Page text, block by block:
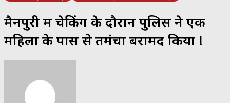
मैनपुरी में चेकिंग के दौरान पुलिस ने एक
महिला के पास से तमंचा बरामद किया !